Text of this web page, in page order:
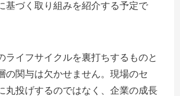
基づく取り組みを紹介する予定で
ライフサイクルを裏打ちするものと
の関与は欠かせません。現場のセ
丸投げするのではなく、企業の成長